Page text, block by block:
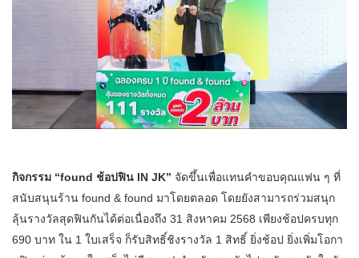
กิจกรรม “found ช้อปฟิน IN JK” จัดขึ้นเพื่อแทนคำขอบคุณแฟน ๆ ที่
สนับสนุนร้าน found & found มาโดยตลอด โดยยังสามารถร่วมสนุก
ลุ้นรางวัลสุดฟินกันได้ต่อเนื่องถึง 31 สิงหาคม 2568 เพียงช้อปครบทุก
690 บาท ใน 1 ใบเสร็จ ก็รับสิทธิ์ชิงรางวัล 1 สิทธิ์ ยิ่งช้อป ยิ่งเพิ่มโอกา